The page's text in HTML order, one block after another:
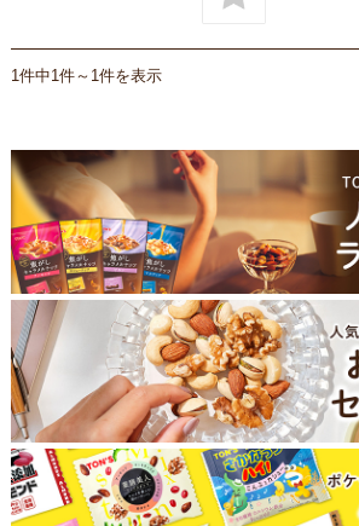
1件中1件～1件を表示